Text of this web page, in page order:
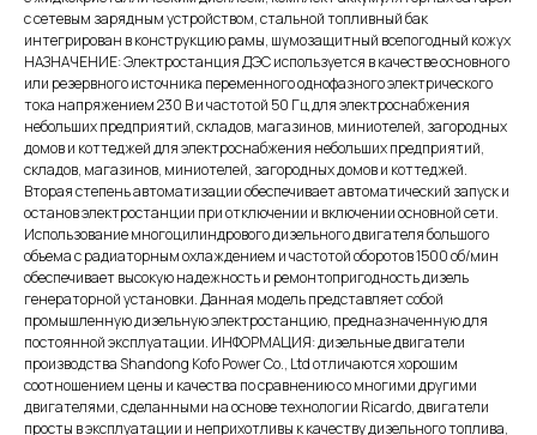
с сетевым зарядным устройством, стальной топливный бак
интегрирован в конструкцию рамы, шумозащитный всепогодный кожух
НАЗНАЧЕНИЕ: Электростанция ДЭС используется в качестве основного
или резервного источника переменного однофазного электрического
тока напряжением 230 В и частотой 50 Гц для электроснабжения
небольших предприятий, складов, магазинов, миниотелей, загородных
домов и коттеджей для электроснабжения небольших предприятий,
складов, магазинов, миниотелей, загородных домов и коттеджей.
Вторая степень автоматизации обеспечивает автоматический запуск и
останов электростанции при отключении и включении основной сети.
Использование многоцилиндрового дизельного двигателя большого
объема с радиаторным охлаждением и частотой оборотов 1500 об/мин
обеспечивает высокую надежность и ремонтопригодность дизель
генераторной установки. Данная модель представляет собой
промышленную дизельную электростанцию, предназначенную для
постоянной эксплуатации. ИНФОРМАЦИЯ: дизельные двигатели
производства Shandong Kofo Power Co., Ltd отличаются хорошим
соотношением цены и качества по сравнению со многими другими
двигателями, сделанными на основе технологии Ricardo, двигатели
просты в эксплуатации и неприхотливы к качеству дизельного топлива,